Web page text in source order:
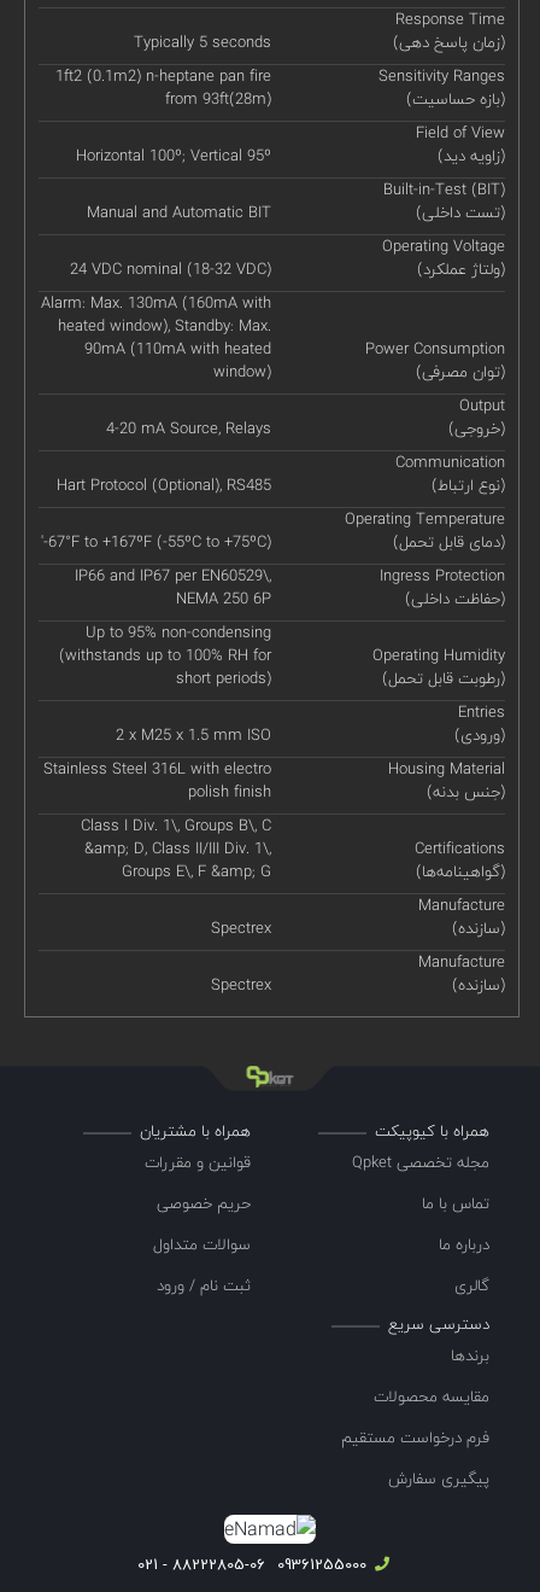
Response Time
(زمان پاسخ دهی)
Typically 5 seconds
Sensitivity Ranges
(بازه حساسیت)
1ft2 (0.1m2) n-heptane pan fire
from 93ft(28m)
Field of View
(زاویه دید)
Horizontal 100º; Vertical 95º
Built-in-Test (BIT)
(تست داخلی)
Manual and Automatic BIT
Operating Voltage
(ولتاژ عملکرد)
24 VDC nominal (18-32 VDC)
Power Consumption
(توان مصرفی)
Alarm: Max. 130mA (160mA with
heated window), Standby: Max.
90mA (110mA with heated
window)
Output
(خروجی)
4-20 mA Source, Relays
Communication
(نوع ارتباط)
Hart Protocol (Optional), RS485
Operating Temperature
(دمای قابل تحمل)
'-67°F to +167ºF (-55ºC to +75ºC)
Ingress Protection
(حفاظت داخلی)
IP66 and IP67 per EN60529\,
NEMA 250 6P
Operating Humidity
(رطوبت قابل تحمل)
Up to 95% non-condensing
(withstands up to 100% RH for
short periods)
Entries
(ورودی)
2 x M25 x 1.5 mm ISO
Housing Material
(جنس بدنه)
Stainless Steel 316L with electro
polish finish
Certifications
(گواهینامه‌ها)
Class I Div. 1\, Groups B\, C
&amp; D, Class II/III Div. 1\,
Groups E\, F &amp; G
Manufacture
(سازنده)
Spectrex
Manufacture
(سازنده)
Spectrex
همراه با کیوپیکت
مجله تخصصی Qpket
تماس با ما
درباره ما
گالری
همراه با مشتریان
قوانین و مقررات
حریم خصوصی
سوالات متداول
ثبت نام / ورود
دسترسی سریع
برندها
مقایسه محصولات
فرم درخواست مستقیم
پیگیری سفارش
09361255000
88222805-06 - 021